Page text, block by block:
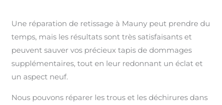
Une réparation de retissage à Mauny peut prendre du
temps, mais les résultats sont très satisfaisants et
peuvent sauver vos précieux tapis de dommages
supplémentaires, tout en leur redonnant un éclat et
un aspect neuf.
Nous pouvons réparer les trous et les déchirures dans